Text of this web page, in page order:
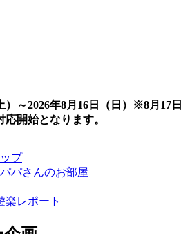
）～2026年8月16日（日）※8月17日
応開始となります。
プ
パさんのお部屋
楽レポート